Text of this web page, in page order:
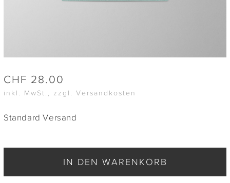
CHF 28.00
inkl. MwSt., zzgl. Versandkosten
Standard Versand
IN DEN WARENKORB